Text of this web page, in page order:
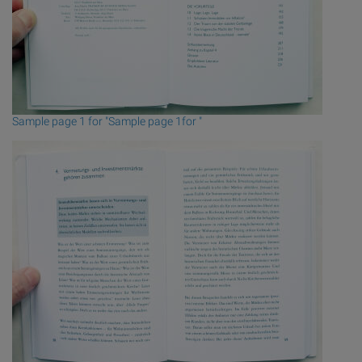
Sample page 1 for "Sample page 1for "